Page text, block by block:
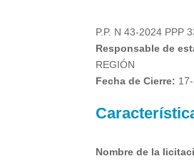
P.P. N 43-2024 PPP
Responsable de
REGIÓN
Fecha de Cierre:
Nombre de la